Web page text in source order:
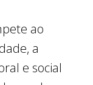
ao
a
e social